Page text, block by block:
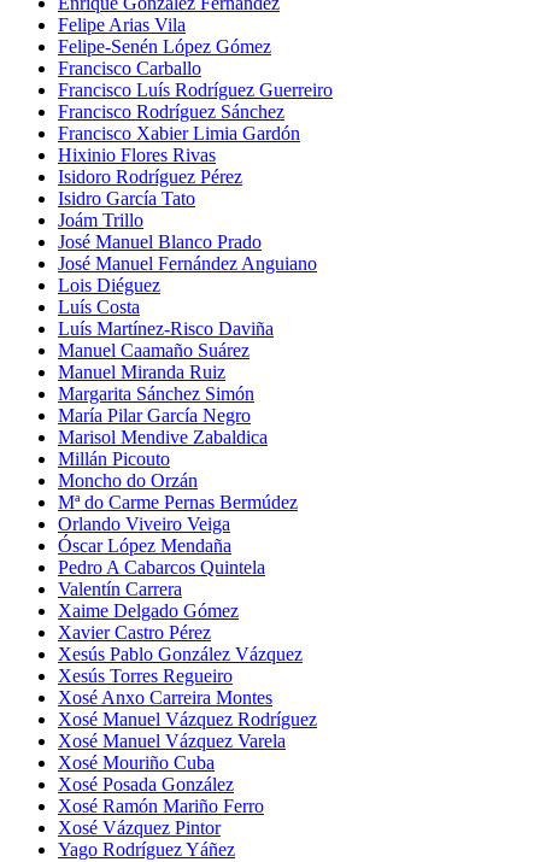
Felipe Arias Vila
Felipe-Senén López Gómez
Francisco Carballo
Francisco Luís Rodríguez Guerreiro
Francisco Rodríguez Sánchez
Francisco Xabier Limia Gardón
Hixinio Flores Rivas
Isidoro Rodríguez Pérez
Isidro García Tato
Joám Trillo
José Manuel Blanco Prado
José Manuel Fernández Anguiano
Lois Diéguez
Luís Costa
Luís Martínez-Risco Daviña
Manuel Caamaño Suárez
Manuel Miranda Ruiz
Margarita Sánchez Simón
María Pilar García Negro
Marisol Mendive Zabaldica
Millán Picouto
Moncho do Orzán
Mª do Carme Pernas Bermúdez
Orlando Viveiro Veiga
Óscar López Mendaña
Pedro A Cabarcos Quintela
Valentín Carrera
Xaime Delgado Gómez
Xavier Castro Pérez
Xesús Pablo González Vázquez
Xesús Torres Regueiro
Xosé Anxo Carreira Montes
Xosé Manuel Vázquez Rodríguez
Xosé Manuel Vázquez Varela
Xosé Mouriño Cuba
Xosé Posada González
Xosé Ramón Mariño Ferro
Xosé Vázquez Pintor
Yago Rodríguez Yáñez